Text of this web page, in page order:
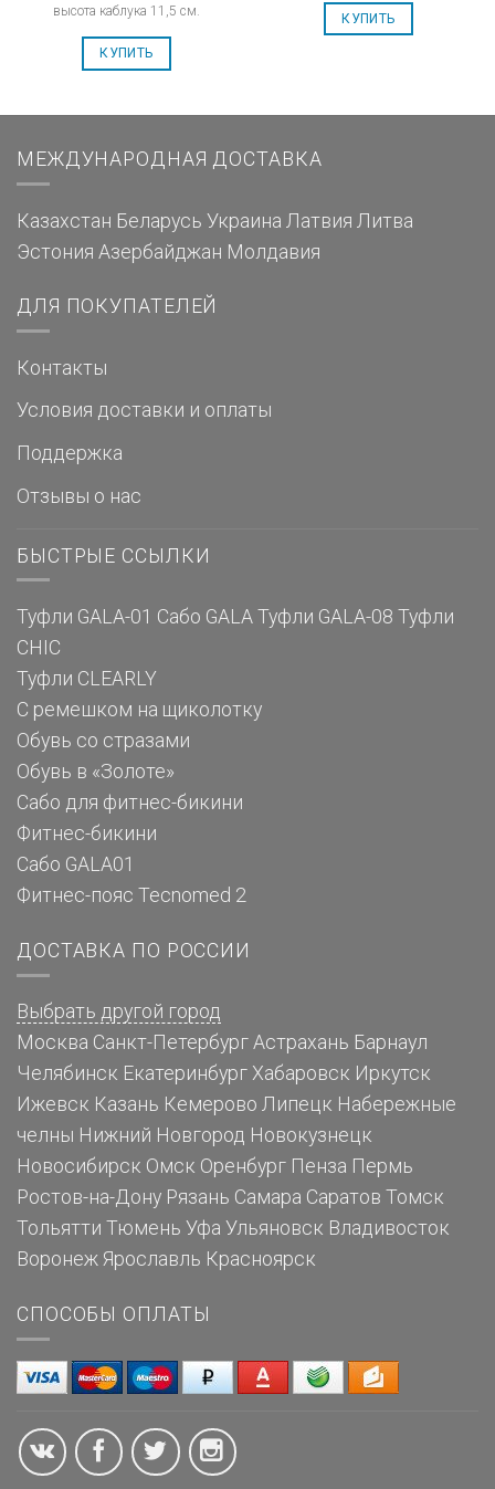
высота каблука 11,5 см.
КУПИТЬ
КУПИТЬ
МЕЖДУНАРОДНАЯ ДОСТАВКА
Казахстан Беларусь Украина Латвия Литва
Эстония Азербайджан Молдавия
ДЛЯ ПОКУПАТЕЛЕЙ
Контакты
Условия доставки и оплаты
Поддержка
Отзывы о нас
БЫСТРЫЕ ССЫЛКИ
Туфли GALA-01 Сабо GALA Туфли GALA-08 Туфли
CHIC
Туфли CLEARLY
С ремешком на щиколотку
Обувь со стразами
Обувь в «Золоте»
Сабо для фитнес-бикини
Фитнес-бикини
Сабо GALA01
Фитнес-пояс Tecnomed 2
ДОСТАВКА ПО РОССИИ
Выбрать другой город
Москва Санкт-Петербург Астрахань Барнаул
Челябинск Екатеринбург Хабаровск Иркутск
Ижевск Казань Кемерово Липецк Набережные
челны Нижний Новгород Новокузнецк
Новосибирск Омск Оренбург Пенза Пермь
Ростов-на-Дону Рязань Самара Саратов Томск
Тольятти Тюмень Уфа Ульяновск Владивосток
Воронеж Ярославль Красноярск
СПОСОБЫ ОПЛАТЫ